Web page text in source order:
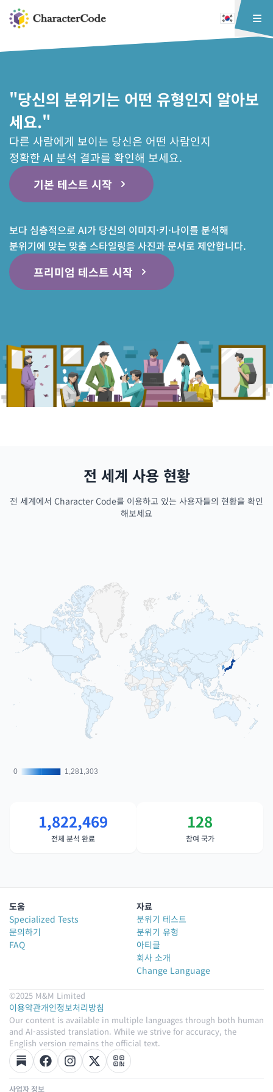
"당신의 분위기는 어떤 유형인지 알아보
세요."
다른 사람에게 보이는 당신은 어떤 사람인지
정확한 AI 분석 결과를 확인해 보세요.
기본 테스트 시작
보다 심층적으로 AI가 당신의 이미지·키·나이를 분석해
분위기에 맞는 맞춤 스타일링을 사진과 문서로 제안합니다.
프리미엄 테스트 시작
전 세계 사용 현황
전 세계에서 Character Code를 이용하고 있는 사용자들의 현황을 확인
해보세요
0
0 1,281,303
1,281,303
1,822,469
전체 분석 완료
128
참여 국가
도움
Specialized Tests
문의하기
FAQ
자료
분위기 테스트
분위기 유형
아티클
회사 소개
Change Language
©2025 M&M Limited
이용약관개인정보처리방침
Our content is available in multiple languages through both human
and AI-assisted translation. While we strive for accuracy, the
English version remains the official text.
사업자 정보